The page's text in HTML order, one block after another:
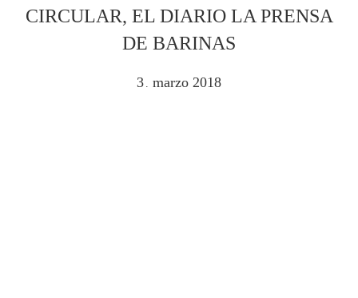
CIRCULAR, EL DIARIO LA PRENSA
DE BARINAS
3 . marzo 2018